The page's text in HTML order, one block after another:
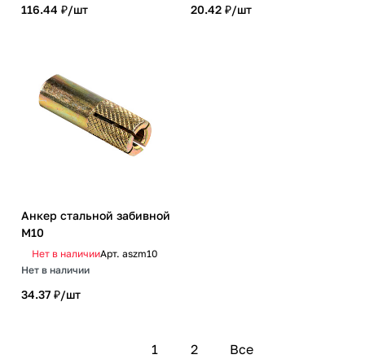
116.44 ₽/шт 20.42 ₽/шт
Анкер стальной забивной
М10
Нет в наличииАрт. aszm10
Нет в наличии
34.37 ₽/шт
1 2 Все